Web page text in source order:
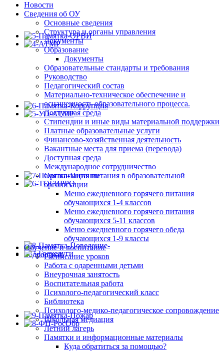
Новости
Сведения об ОУ
Основные сведения
Структура и органы управления
Документы
Образование
Документы
Образовательные стандарты и требования
Руководство
Педагогический состав
Материально-техническое обеспечение и
оснащенность образовательного процесса.
Доступная среда
Стипендии и иные виды материальной поддержки
Платные образовательные услуги
Финансово-хозяйственная деятельность
Вакантные места для приема (перевода)
Доступная среда
Международное сотрудничество
Организация питания в образовательной
организации
Меню ежедневного горячего питания
обучающихся 1-4 классов
Меню ежедневного горячего питания
обучающихся 5-11 классов
Меню ежедневного горячего обеда
обучающихся 1-9 классы
Обучение и воспитание
Расписание уроков
Работа с одаренными детьми
Внеурочная занятость
Воспитательная работа
Психолого-педагогический класс
Библиотека
Психолого-медико-педагогическое сопровождение
Школьная медиация
Летний лагерь
Памятки и информационные материалы
Куда обратиться за помощью?